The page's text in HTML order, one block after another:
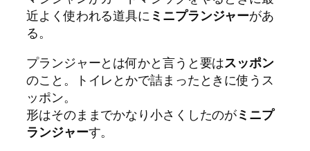
近よく使われる道具にミニプランジャーがあ
る。
プランジャーとは何かと言うと要はスッポン
のこと。トイレとかで詰まったときに使うス
ッポン。
形はそのままでかなり小さくしたのがミニプ
ランジャーす。